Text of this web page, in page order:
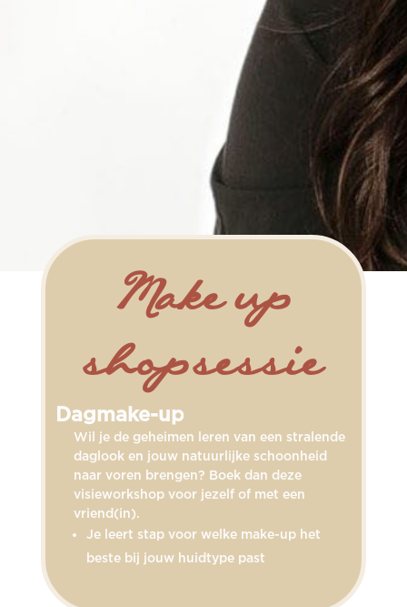
Make-up
shopsessie
Dagmake-up
Wil je de geheimen leren van een stralende
daglook en jouw natuurlijke schoonheid
naar voren brengen? Boek dan deze
visieworkshop voor jezelf of met een
vriend(in).
Je leert stap voor welke make-up het
beste bij jouw huidtype past